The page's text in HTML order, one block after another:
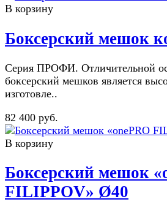
В корзину
Боксерский мешок
Серия ПРОФИ. Отличительной
боксерский мешков является
изготовле..
82 400 руб.
В корзину
Боксерский мешок
FILIPPOV» Ø40